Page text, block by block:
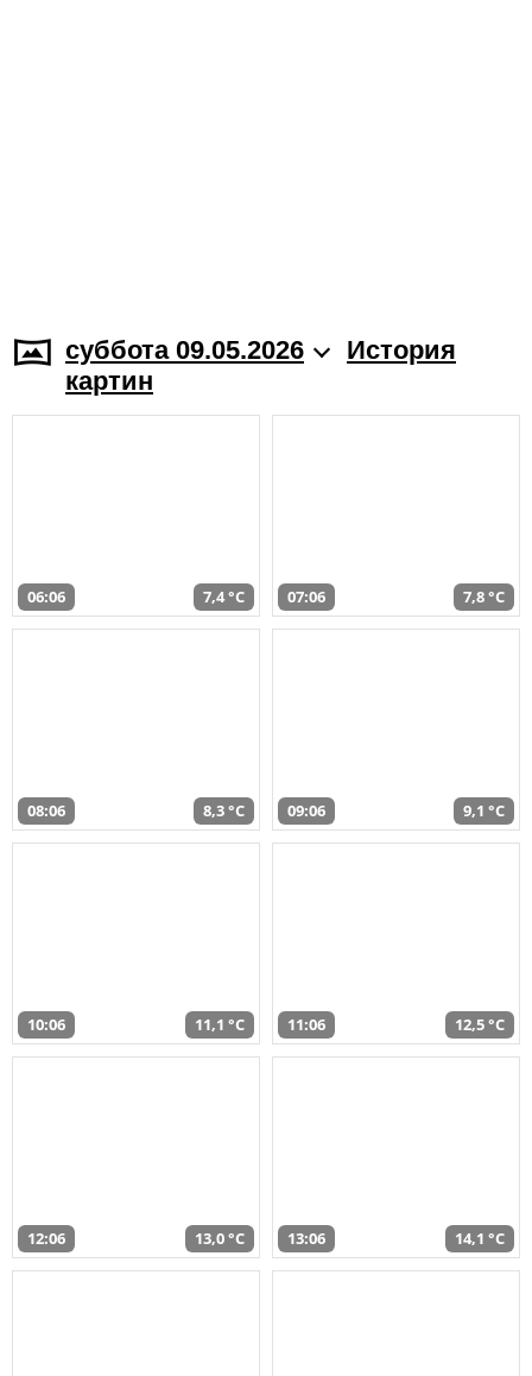
суббота 09.05.2026
История
картин
06:06 7,4 °C 07:06 7,8 °C
08:06 8,3 °C 09:06 9,1 °C
10:06 11,1 °C 11:06 12,5 °C
12:06 13,0 °C 13:06 14,1 °C